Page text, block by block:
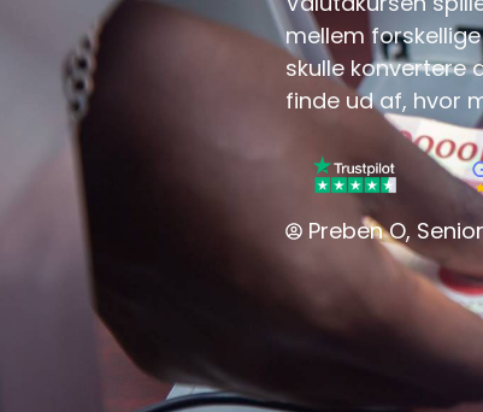
mellem
skulle konvertere
finde ud af, hvor
Preben O,